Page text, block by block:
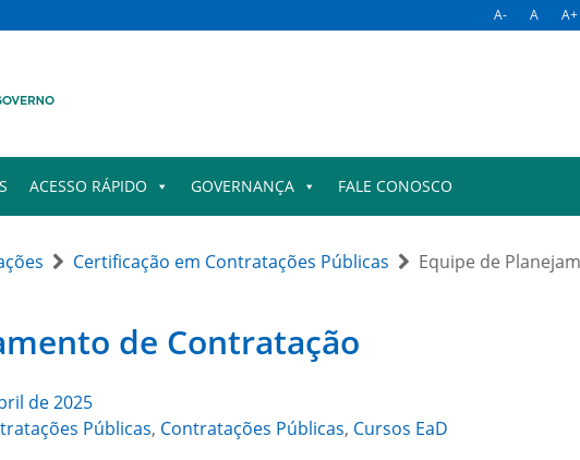
A- A A+
ACESSO RÁPIDO GOVERNANÇA FALE CONOSCO
Certificação em Contratações Públicas Equipe de
de Contratação
de 2025
Públicas, Contratações Públicas, Cursos EaD